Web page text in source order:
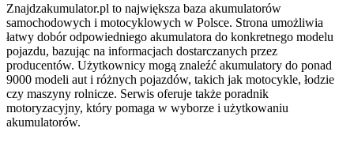
Znajdzakumulator.pl to największa baza akumulatorów
samochodowych i motocyklowych w Polsce. Strona umożliwia
łatwy dobór odpowiedniego akumulatora do konkretnego modelu
pojazdu, bazując na informacjach dostarczanych przez
producentów. Użytkownicy mogą znaleźć akumulatory do ponad
9000 modeli aut i różnych pojazdów, takich jak motocykle, łodzie
czy maszyny rolnicze. Serwis oferuje także poradnik
motoryzacyjny, który pomaga w wyborze i użytkowaniu
akumulatorów.